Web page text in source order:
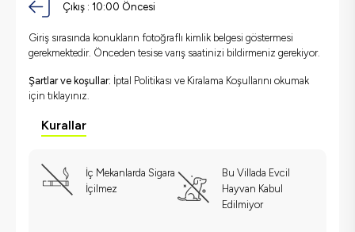
Çıkış : 10:00 Öncesi
Giriş sırasında konukların fotoğraflı kimlik belgesi göstermesi
gerekmektedir. Önceden tesise varış saatinizi bildirmeniz gerekiyor.
Şartlar ve koşullar: İptal Politikası ve Kiralama Koşullarını okumak
için tıklayınız.
Kurallar
İç Mekanlarda Sigara
İçilmez
Bu Villada Evcil
Hayvan Kabul
Edilmiyor